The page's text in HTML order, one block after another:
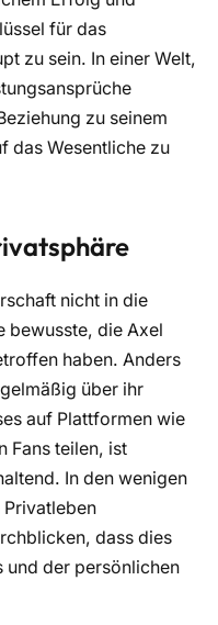
für das
zu sein. In einer Welt,
zu seinem
das Wesentliche zu
nicht in die
bewusste, die Axel
haben. Anders
über ihr
auf Plattformen wie
Fans teilen, ist
In den wenigen
Privatleben
dass dies
und der persönlichen